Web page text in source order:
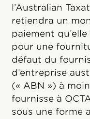
l’Australian
retiendra un
paiement
pour une
défaut du
d’entreprise
(« ABN ») à
fournisse à
sous une forme